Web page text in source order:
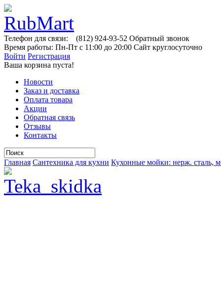
Телефон для связи: (812) 924-93-52 Обратный звонок
Время работы: Пн-Пт с 11:00 до 20:00 Сайт круглосуточно
Войти Регистрация
Ваша корзина пуста!
Новости
Заказ и доставка
Оплата товара
Акции
Обратная связь
Отзывы
Контакты
Главная Сантехника для кухни Кухонные мойки: нерж. сталь,